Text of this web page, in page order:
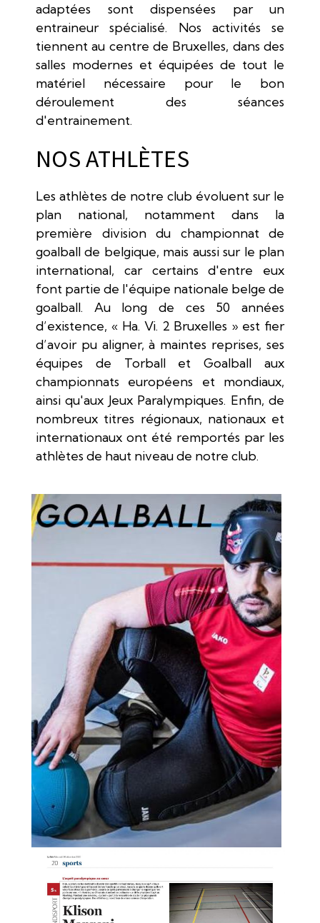
adaptées sont dispensées par un
entraineur spécialisé. Nos activités se
tiennent au centre de Bruxelles, dans des
salles modernes et équipées de tout le
matériel nécessaire pour le bon
déroulement des séances
d'entrainement.
NOS ATHLÈTES
Les athlètes de notre club évoluent sur le
plan national, notamment dans la
première division du championnat de
goalball de belgique, mais aussi sur le plan
international, car certains d'entre eux
font partie de l'équipe nationale belge de
goalball. Au long de ces 50 années
d’existence, « Ha. Vi. 2 Bruxelles » est fier
d’avoir pu aligner, à maintes reprises, ses
équipes de Torball et Goalball aux
championnats européens et mondiaux,
ainsi qu'aux Jeux Paralympiques. Enfin, de
nombreux titres régionaux, nationaux et
internationaux ont été remportés par les
athlètes de haut niveau de notre club.